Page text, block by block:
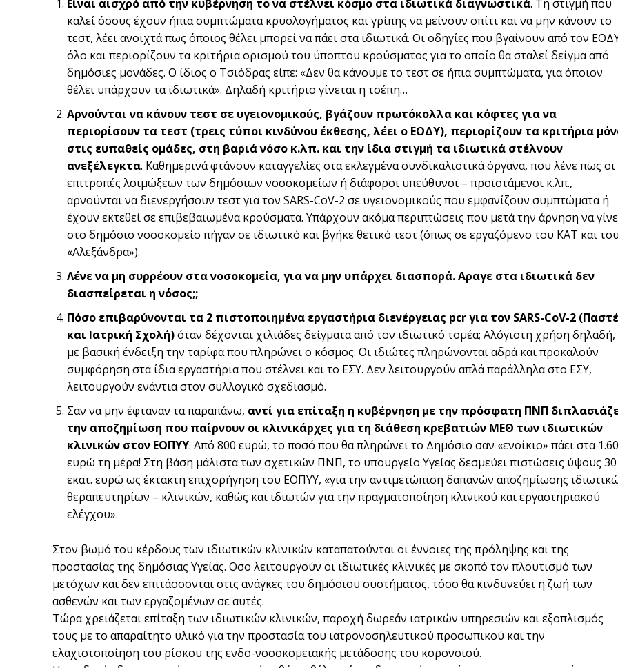
Είναι αισχρό από την κυβέρνηση το να στέλνει κόσμο στα ιδιωτικά διαγνωστικά. Τη στιγμή που
καλεί όσους έχουν ήπια συμπτώματα κρυολογήματος και γρίπης να μείνουν σπίτι και να μην κάνουν το
τεστ, λέει ανοιχτά πως όποιος θέλει μπορεί να πάει στα ιδιωτικά. Οι οδηγίες που βγαίνουν από τον
όλο και περιορίζουν τα κριτήρια ορισμού του ύποπτου κρούσματος για το οποίο θα σταλεί δείγμα από
δημόσιες μονάδες. Ο ίδιος ο Τσιόδρας είπε: «Δεν θα κάνουμε το τεστ σε ήπια συμπτώματα, για όποιον
θέλει υπάρχουν τα ιδιωτικά». Δηλαδή κριτήριο γίνεται η τσέπη…
Αρνούνται να κάνουν τεστ σε υγειονομικούς, βγάζουν πρωτόκολλα και κόφτες για να
περιορίσουν τα τεστ (τρεις τύποι κινδύνου έκθεσης, λέει ο ΕΟΔΥ), περιορίζουν τα κριτήρια
στις ευπαθείς ομάδες, στη βαριά νόσο κ.λπ. και την ίδια στιγμή τα ιδιωτικά στέλνουν
ανεξέλεγκτα. Καθημερινά φτάνουν καταγγελίες στα εκλεγμένα συνδικαλιστικά όργανα, που λένε πως οι
επιτροπές λοιμώξεων των δημόσιων νοσοκομείων ή διάφοροι υπεύθυνοι – προϊστάμενοι κ.λπ.,
αρνούνται να διενεργήσουν τεστ για τον SARS-CoV-2 σε υγειονομικούς που εμφανίζουν συμπτώματα ή
έχουν εκτεθεί σε επιβεβαιωμένα κρούσματα. Υπάρχουν ακόμα περιπτώσεις που μετά την άρνηση να
στο δημόσιο νοσοκομείο πήγαν σε ιδιωτικό και βγήκε θετικό τεστ (όπως σε εργαζόμενο του ΚΑΤ και του
«Αλεξάνδρα»).
Λένε να μη συρρέουν στα νοσοκομεία, για να μην υπάρχει διασπορά. Αραγε στα ιδιωτικά δεν
διασπείρεται η νόσος;;
Πόσο επιβαρύνονται τα 2 πιστοποιημένα εργαστήρια διενέργειας pcr για τον SARS-CoV-2
και Ιατρική Σχολή)όταν δέχονται χιλιάδες δείγματα από τον ιδιωτικό τομέα; Αλόγιστη χρήση δηλαδή,
με βασική ένδειξη την ταρίφα που πληρώνει ο κόσμος. Οι ιδιώτες πληρώνονται αδρά και προκαλούν
συμφόρηση στα ίδια εργαστήρια που στέλνει και το ΕΣΥ. Δεν λειτουργούν απλά παράλληλα στο ΕΣΥ,
λειτουργούν ενάντια στον συλλογικό σχεδιασμό.
Σαν να μην έφταναν τα παραπάνω, αντί για επίταξη η κυβέρνηση με την πρόσφατη ΠΝΠ
την αποζημίωση που παίρνουν οι κλινικάρχες για τη διάθεση κρεβατιών ΜΕΘ των ιδιωτικών
κλινικών στον ΕΟΠΥΥ. Από 800 ευρώ, το ποσό που θα πληρώνει το Δημόσιο σαν «ενοίκιο» πάει στα
ευρώ τη μέρα! Στη βάση μάλιστα των σχετικών ΠΝΠ, το υπουργείο Υγείας δεσμεύει πιστώσεις ύψους 30
εκατ. ευρώ ως έκτακτη επιχορήγηση του ΕΟΠΥΥ, «για την αντιμετώπιση δαπανών αποζημίωσης
θεραπευτηρίων – κλινικών, καθώς και ιδιωτών για την πραγματοποίηση κλινικού και εργαστηριακού
ελέγχου».
Στον βωμό του κέρδους των ιδιωτικών κλινικών καταπατούνται οι έννοιες της πρόληψης και της
προστασίας της δημόσιας Υγείας. Οσο λειτουργούν οι ιδιωτικές κλινικές με σκοπό τον πλουτισμό των
μετόχων και δεν επιτάσσονται στις ανάγκες του δημόσιου συστήματος, τόσο θα κινδυνεύει η ζωή των
ασθενών και των εργαζομένων σε αυτές.
Τώρα χρειάζεται επίταξη των ιδιωτικών κλινικών, παροχή δωρεάν ιατρικών υπηρεσιών και εξοπλισμός
τους με το απαραίτητο υλικό για την προστασία του ιατρονοσηλευτικού προσωπικού και την
ελαχιστοποίηση του ρίσκου της ενδο-νοσοκομειακής μετάδοσης του κορονοϊού.